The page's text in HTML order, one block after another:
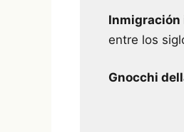
Inmigración
entre los
Gnocchi